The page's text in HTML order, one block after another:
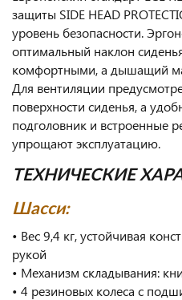
защиты SIDE HEAD
уровень безопасности.
оптимальный наклон
комфортными, а дышащий
Для вентиляции
поверхности сиденья, а
подголовник и встроенные
упрощают эксплуатацию.
ТЕХНИЧЕСКИЕ
Шасси:
• Вес 9,4 кг, устойчивая
рукой
• Механизм складывания:
• 4 резиновых колеса с